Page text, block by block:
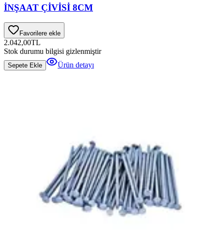
İNŞAAT ÇİVİSİ 8CM
Favorilere ekle
2.042,00TL
Stok durumu bilgisi gizlenmiştir
Sepete Ekle Ürün detayı